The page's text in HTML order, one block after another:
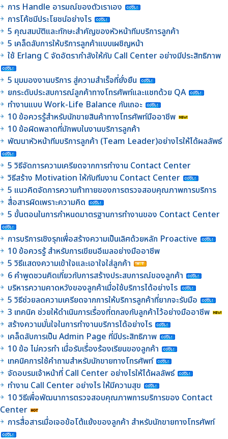
การ Handle อารมณ์ของตัวเราเอง
การโค้ชมีประโยชน์อย่างไร
5 คุณสมบัติและทักษะสำคัญของหัวหน้าทีมบริการลูกค้า
5 เคล็ดลับการให้บริการลูกค้าแบบเผชิญหน้า
ใช้ Erlang C จัดอัตรากำลังให้กับ Call Center อย่างมีประสิทธิภาพ
5 มุมมองงานบริการ สู่ความสำเร็จที่ยั่งยืน
ยกระดับประสบการณ์ลูกค้าทางโทรศัพท์และแชทด้วย QA
ทำงานแบบ Work-Life Balance กันเถอะ
10 ข้อควรรู้สำหรับนักขายสินค้าทางโทรศัพท์มืออาชีพ
10 ข้อผิดพลาดที่มักพบในงานบริการลูกค้า
พัฒนาหัวหน้าทีมบริการลูกค้า (Team Leader)อย่างไรให้ได้ผลลัพธ์
5 วิธีจัดการความเครียดจากการทำงาน Contact Center
วิธีสร้าง Motivation ให้กับทีมงาน Contact Center
5 แนวคิดจัดการความท้าทายของการตรวจสอบคุณภาพการบริการ
สื่อสารผิดเพราะความคิด
5 ขั้นตอนในการกำหนดมาตรฐานการทำงานของ Contact Center
การบริการเชิงรุกเพื่อสร้างความเป็นเลิศด้วยหลัก Proactive
10 ข้อควรรู้ สำหรับการเขียนอีเมลอย่างมืออาชีพ
5 วิธีแสดงความเข้าใจและเอาใจใส่ลูกค้า
6 คำพูดชวนคิดเกี่ยวกับการสร้างประสบการณ์ของลูกค้า
บริหารความคาดหวังของลูกค้าเมื่อใช้บริการได้อย่างไร
5 วิธีช่วยลดความเครียดจากการให้บริการลูกค้าที่ยากจะรับมือ
3 เทคนิค ช่วยให้ดำเนินการเรื่องที่ตกลงกับลูกค้าไว้อย่างมืออาชีพ
สร้างความมั่นใจในการทำงานบริการได้อย่างไร
เคล็ดลับการเป็น Admin Page ที่มีประสิทธิภาพ
10 ข้อ ไม่ควรทำ เมื่อรับเรื่องร้องเรียนของลูกค้า
เทคนิคการใช้คำถามสำหรับนักขายทางโทรศัพท์
จัดอบรมเจ้าหน้าที่ Call Center อย่างไรให้ได้ผลลัพธ์
ทำงาน Call Center อย่างไร ให้มีความสุข
10 วิธีเพื่อพัฒนาการตรวจสอบคุณภาพการบริการของ Contact
Center
การสื่อสารเมื่อเจอข้อโต้แย้งของลูกค้า สำหรับนักขายทางโทรศัพท์